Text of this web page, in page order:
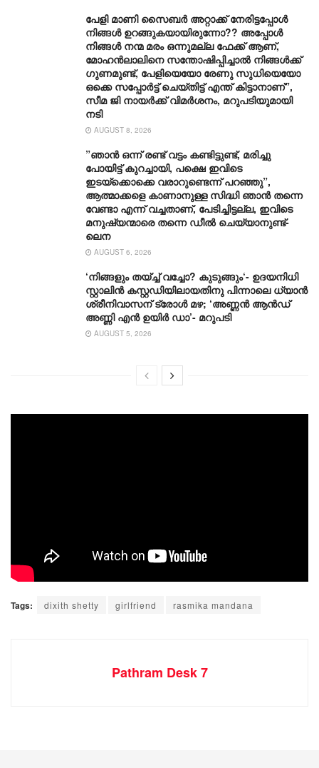
പേളി മാണി സൈബര്‍ അറ്റാക്ക് നേരിട്ടപ്പോള്‍
നിങ്ങള്‍ ഉറങ്ങുകയായിരുന്നോ?? അപ്പോള്‍
നിങ്ങള്‍ നന്മ മരം ഒന്നുമല്ല ഫേക്ക് ആണ്,
മോഹന്‍ലാലിനെ സന്തോഷിപ്പിച്ചാല്‍ നിങ്ങള്‍ക്ക്
ഗുണമുണ്ട്, പേളിയെയോ രേണു സുധിയെയോ
ഒക്കെ സപ്പോര്‍ട്ട് ചെയ്തിട്ട് എന്ത് കിട്ടാനാണ്”,
സീമ ജി നായര്‍ക്ക് വിമര്‍ശനം, മറുപടിയുമായി
നടി
AUGUST 8, 2026
”ഞാന്‍ ഒന്ന് രണ്ട് വട്ടം കണ്ടിട്ടുണ്ട്, മരിച്ചു
പോയിട്ട് കുറച്ചായി, പക്ഷെ ഇവിടെ
ഇടയ്‌ക്കൊക്കെ വരാറുണ്ടെന്ന് പറഞ്ഞു”,
ആത്മാക്കളെ കാണാനുള്ള സിദ്ധി ഞാന്‍ തന്നെ
വേണ്ടാ എന്ന് വച്ചതാണ്, പേടിച്ചിട്ടല്ല, ഇവിടെ
മനുഷ്യന്മാരെ തന്നെ ഡീല്‍ ചെയ്യാനുണ്ട്-
ലെന
AUGUST 6, 2026
‘നിങ്ങളും തയ്ച്ച് വച്ചോ? കുടുങ്ങും‘- ഉദയനിധി
സ്റ്റാലിൻ കസ്റ്റഡിയിലായതിനു പിന്നാലെ ധ്യാൻ
ശ്രീനിവാസന് ട്രോൾ മഴ; ‘അണ്ണൻ ആൻഡ്
അണ്ണി എൻ ഉയിർ ഡാ’- മറുപടി
AUGUST 5, 2026
Tags: dixith shetty girlfriend rasmika mandana
Pathram Desk 7